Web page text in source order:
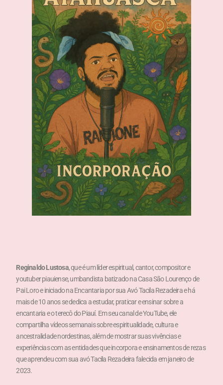
Reginaldo Lustosa, que é um líder espiritual, cantor, compositor e
youtuber piauiense, umbandista batizado na Casa São Lourenço de
Pai Loro e iniciado na Encantaria por sua Avó Tacila Rezadeira e há
mais de 10 anos se dedica a estudar, praticar e ensinar sobre a
encantaria e o terecô do Piauí. Em seu canal de YouTube, ele
compartilha vídeos semanais sobre espiritualidade, cultura e
ancestralidade nordestinas, além de mostrar suas vivências e
experiências com as entidades que incorpora e ensinamentos de rezas
que aprendeu com sua avó Tacila Rezadeira falecida em janeiro de
2023.